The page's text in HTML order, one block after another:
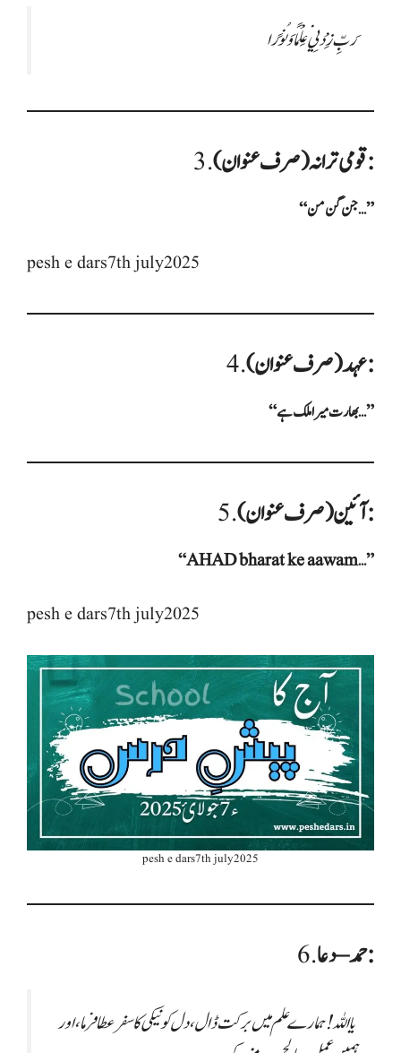
رَبِّ زِدْنِي عِلْمًا وَ نُورًا
3. قومی ترانہ (صرف عنوان):
“جن گن من…”
pesh e dars7th july2025
4. عہد (صرف عنوان):
“بھارت میرا ملک ہے…”
5. آئین (صرف عنوان):
“AHAD bharat ke aawam…”
pesh e dars7th july2025
pesh e dars7th july2025
6. حمد – دعا:
یا اللہ! ہمارے علم میں برکت ڈال، دل کو نیکی کا سفر عطا فرما، اور